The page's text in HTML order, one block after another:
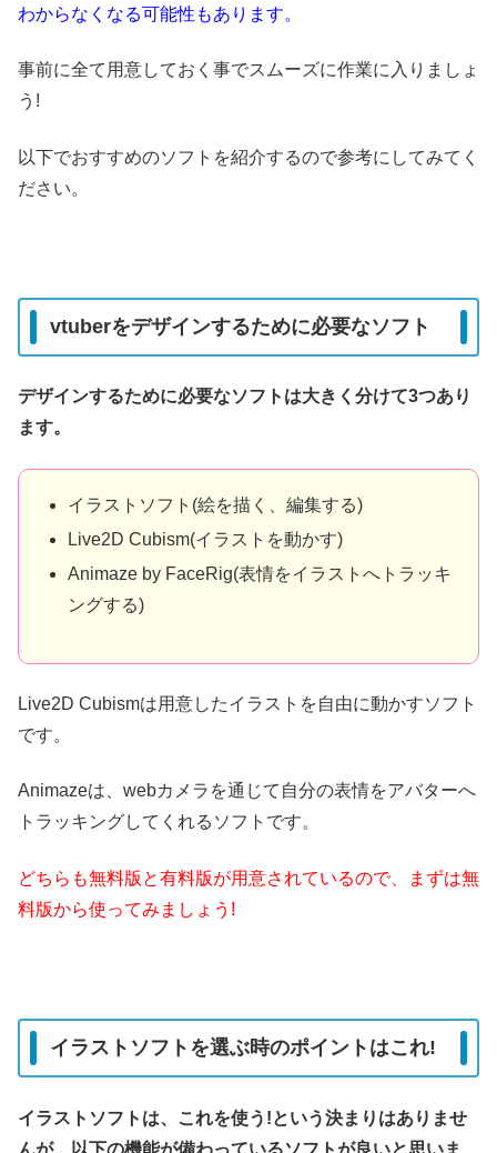
わからなくなる可能性もあります。
事前に全て用意しておく事でスムーズに作業に入りましょ
う!
以下でおすすめのソフトを紹介するので参考にしてみてく
ださい。
vtuberをデザインするために必要なソフト
デザインするために必要なソフトは大きく分けて3つあり
ます。
イラストソフト(絵を描く、編集する)
Live2D Cubism(イラストを動かす)
Animaze by FaceRig(表情をイラストへトラッキ
ングする)
Live2D Cubismは用意したイラストを自由に動かすソフト
です。
Animazeは、webカメラを通じて自分の表情をアバターへ
トラッキングしてくれるソフトです。
どちらも無料版と有料版が用意されているので、まずは無
料版から使ってみましょう!
イラストソフトを選ぶ時のポイントはこれ!
イラストソフトは、これを使う!という決まりはありませ
んが、以下の機能が備わっているソフトが良いと思いま